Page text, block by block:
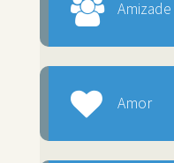
Amizade
Amor